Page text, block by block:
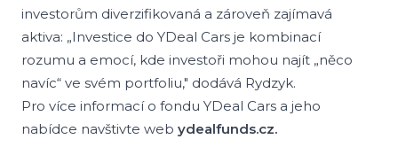
investorům diverzifikovaná a zároveň zajímavá
aktiva: „Investice do YDeal Cars je kombinací
rozumu a emocí, kde investoři mohou najít „něco
navíc“ ve svém portfoliu," dodává Rydzyk.
Pro více informací o fondu YDeal Cars a jeho
nabídce navštivte web ydealfunds.cz.